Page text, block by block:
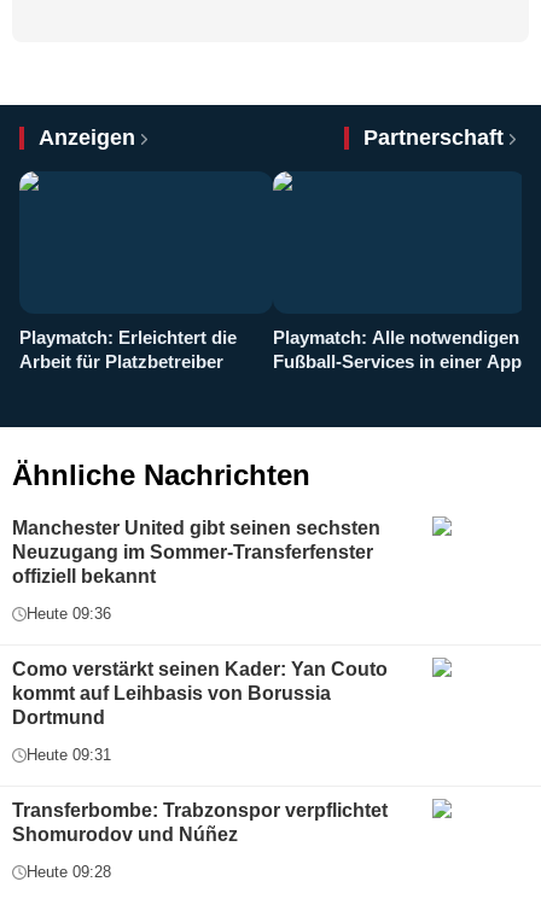
Anzeigen Partnerschaft
Playmatch: Erleichtert die
Arbeit für Platzbetreiber
Playmatch: Alle notwendigen
Fußball-Services in einer App
Ähnliche Nachrichten
Manchester United gibt seinen sechsten
Neuzugang im Sommer-Transferfenster
offiziell bekannt
Heute 09:36
Como verstärkt seinen Kader: Yan Couto
kommt auf Leihbasis von Borussia
Dortmund
Heute 09:31
Transferbombe: Trabzonspor verpflichtet
Shomurodov und Núñez
Heute 09:28